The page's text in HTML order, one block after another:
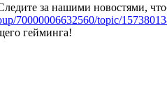
за нашими новостями,
70000006632560/topic/
гейминга!